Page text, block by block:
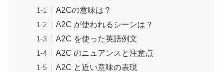
A2Cの意味は？
A2C が使われるシーンは？
A2C を使った英語例文
A2C のニュアンスと注意点
A2C と近い意味の表現